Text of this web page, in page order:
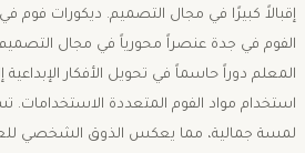
إقبالاً كبيرًا في مجال التصميم. ديكورات فوم
الفوم في جدة عنصراً محورياً في مجال التصميم
المعلم دوراً حاسماً في تحويل الأفكار
استخدام مواد الفوم المتعددة
لمسة جمالية، مما يعكس الذوق الشخصي